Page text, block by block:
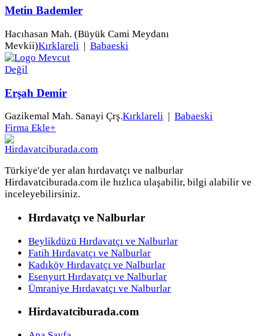
Metin Bademler
Hacıhasan Mah. (Büyük Cami Meydanı
Mevkii)Kırklareli | Babaeski
Erşah Demir
Gazikemal Mah. Sanayi Çrş.Kırklareli
Babaeski
Firma Ekle+
Türkiye'de yer alan hırdavatçı ve nalburlar
Hirdavatciburada.com ile hızlıca ulaşabilir, bilgi alabilir ve
inceleyebilirsiniz.
Hırdavatçı ve Nalburlar
Beylikdüzü Hırdavatçı ve Nalburlar
Fatih Hırdavatçı ve Nalburlar
Kadıköy Hırdavatçı ve Nalburlar
Esenyurt Hırdavatçı ve Nalburlar
Ümraniye Hırdavatçı ve Nalburlar
Hirdavatciburada.com